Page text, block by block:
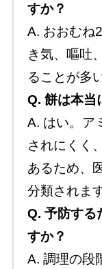
すか？
A. おおむね
き気、嘔吐
ることが多
Q. 餅は本当
A. はい。ア
されにくく
あるため、
分類されます
Q. 予防する
すか？
A. 調理の段